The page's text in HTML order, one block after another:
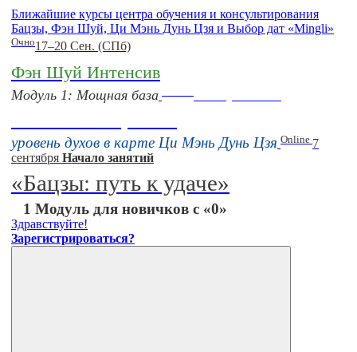
Ближайшие курсы центра обучения и консультирования
Бацзы, Фэн Шуй, Ци Мэнь Дунь Цзя и Выбор дат «Mingli»
Очно17–20 Сен. (СПб)
Фэн Шуй Интенсив
Модуль 1: Мощная база
уровень духов в карте Ци Мэнь Дунь Цзя Online 7
сентября Начало занятий
«Бацзы: путь к удаче»
1 Модуль для новичков с «0»
Здравствуйте!
Зарегистрироваться?